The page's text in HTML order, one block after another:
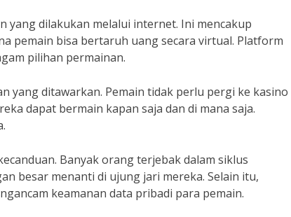
yang dilakukan melalui internet. Ini mencakup
pemain bisa bertaruh uang secara virtual. Platform
pilihan permainan.
yang ditawarkan. Pemain tidak perlu pergi ke kasino
dapat bermain kapan saja dan di mana saja.
Banyak orang terjebak dalam siklus
besar menanti di ujung jari mereka. Selain itu,
keamanan data pribadi para pemain.